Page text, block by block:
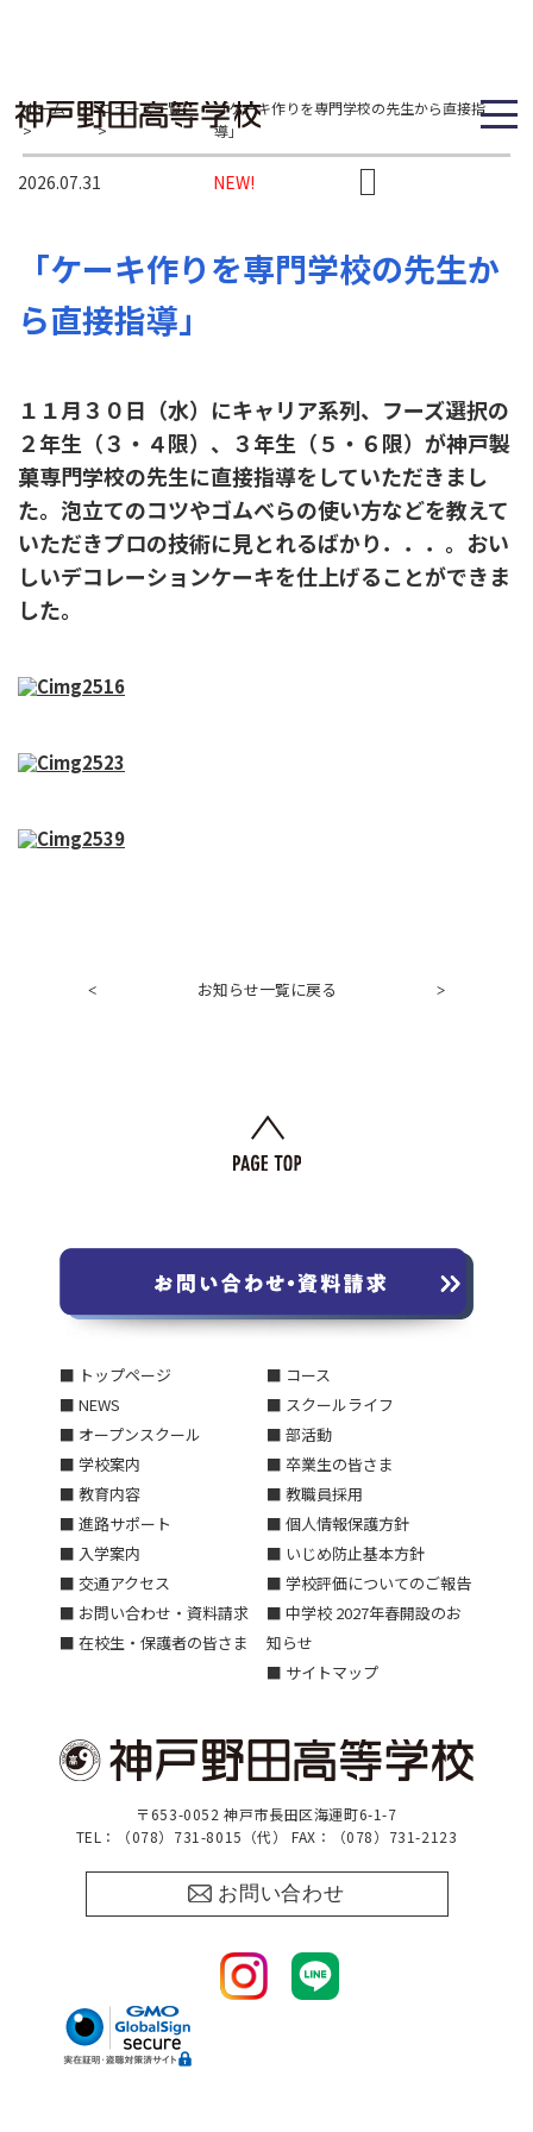
ホーム
>
ニュース一覧
>
「ケーキ作りを専門学校の先生から直接指
導」
2026.07.31 NEW!
「ケーキ作りを専門学校の先生か
ら直接指導」
１１月３０日（水）にキャリア系列、フーズ選択の
２年生（３・４限）、３年生（５・６限）が神戸製
菓専門学校の先生に直接指導をしていただきまし
た。泡立てのコツやゴムべらの使い方などを教えて
いただきプロの技術に見とれるばかり．．．。おい
しいデコレーションケーキを仕上げることができま
した。
< お知らせ一覧に戻る >
■ トップページ
■ NEWS
■ オープンスクール
■ 学校案内
■ 教育内容
■ 進路サポート
■ 入学案内
■ 交通アクセス
■ お問い合わせ・資料請求
■ 在校生・保護者の皆さま
■ コース
■ スクールライフ
■ 部活動
■ 卒業生の皆さま
■ 教職員採用
■ 個人情報保護方針
■ いじめ防止基本方針
■ 学校評価についてのご報告
■ 中学校 2027年春開設のお
知らせ
■ サイトマップ
〒653-0052 神戸市長田区海運町6-1-7
TEL：（078）731-8015（代） FAX：（078）731-2123
お問い合わせ